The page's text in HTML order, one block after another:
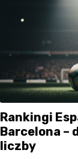
Rankingi
Barcelona –
liczby